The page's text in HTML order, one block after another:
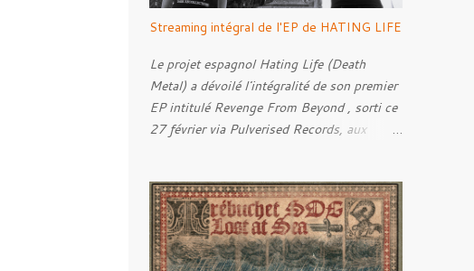
Streaming intégral de l'EP de HATING LIFE
Le projet espagnol Hating Life (Death
Metal) a dévoilé l'intégralité de son premier
EP intitulé Revenge From Beyond , sorti ce
27 février via Pulverised Records, aux
et mixé par Santi et l'artwork a été réalisé
par Luxi Lahtinen. Tracklist: 01. Into The
Grave 02. The Eternal Embrace 03. A
Somber Night 04. Rebellion Against The